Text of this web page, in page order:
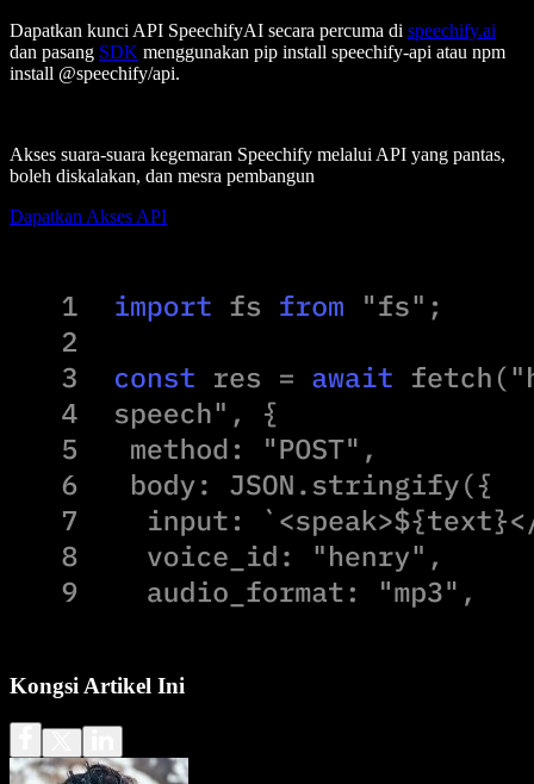
Dapatkan kunci API SpeechifyAI secara percuma di speechify.ai
dan pasang SDK menggunakan pip install speechify-api atau npm
install @speechify/api.
Akses suara-suara kegemaran Speechify melalui API yang pantas,
boleh diskalakan, dan mesra pembangun
Dapatkan Akses API
Kongsi Artikel Ini